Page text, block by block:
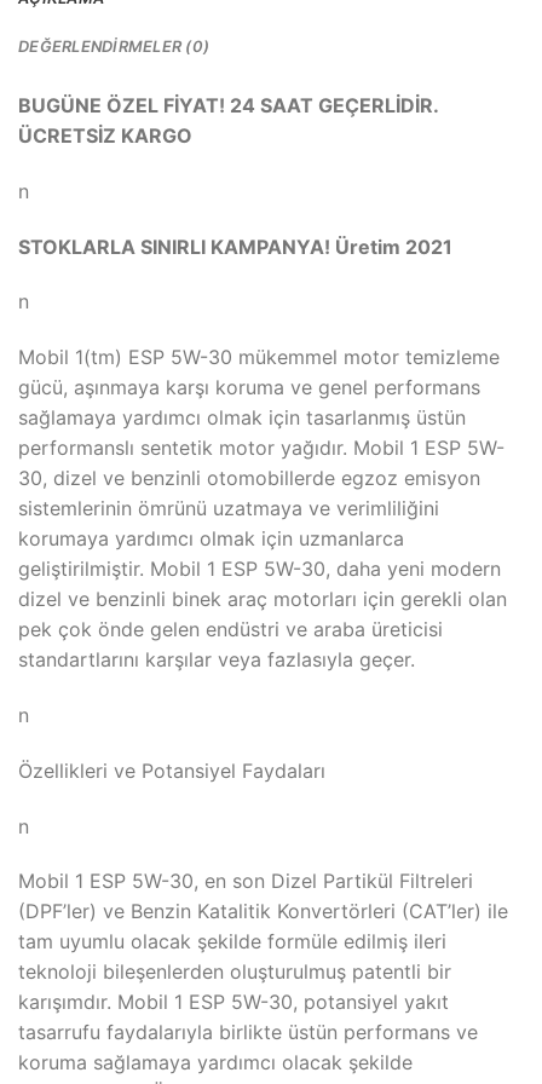
DEĞERLENDIRMELER (0)
BUGÜNE ÖZEL FİYAT! 24 SAAT GEÇERLİDİR.
ÜCRETSİZ KARGO
n
STOKLARLA SINIRLI KAMPANYA! Üretim 2021
n
Mobil 1(tm) ESP 5W-30 mükemmel motor temizleme
gücü, aşınmaya karşı koruma ve genel performans
sağlamaya yardımcı olmak için tasarlanmış üstün
performanslı sentetik motor yağıdır. Mobil 1 ESP 5W-
30, dizel ve benzinli otomobillerde egzoz emisyon
sistemlerinin ömrünü uzatmaya ve verimliliğini
korumaya yardımcı olmak için uzmanlarca
geliştirilmiştir. Mobil 1 ESP 5W-30, daha yeni modern
dizel ve benzinli binek araç motorları için gerekli olan
pek çok önde gelen endüstri ve araba üreticisi
standartlarını karşılar veya fazlasıyla geçer.
n
Özellikleri ve Potansiyel Faydaları
n
Mobil 1 ESP 5W-30, en son Dizel Partikül Filtreleri
(DPF’ler) ve Benzin Katalitik Konvertörleri (CAT’ler) ile
tam uyumlu olacak şekilde formüle edilmiş ileri
teknoloji bileşenlerden oluşturulmuş patentli bir
karışımdır. Mobil 1 ESP 5W-30, potansiyel yakıt
tasarrufu faydalarıyla birlikte üstün performans ve
koruma sağlamaya yardımcı olacak şekilde